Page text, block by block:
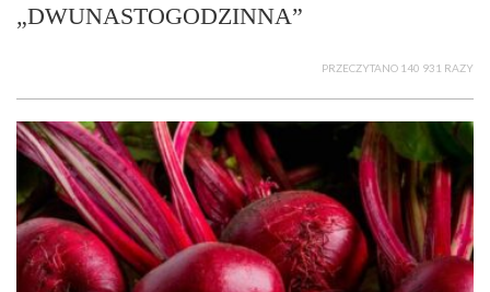
„DWUNASTOGODZINNA”
PRZECZYTANO 140 931 RAZY